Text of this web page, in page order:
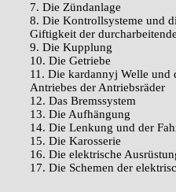
7. Die Zündanlage
8. Die Kontrollsysteme und
Giftigkeit der
9. Die Kupplung
10. Die Getriebe
11. Die kardannyj Welle und
Antriebes der Antriebsräder
12. Das Bremssystem
13. Die Aufhängung
14. Die Lenkung und der
15. Die Karosserie
16. Die elektrische
17. Die Schemen der